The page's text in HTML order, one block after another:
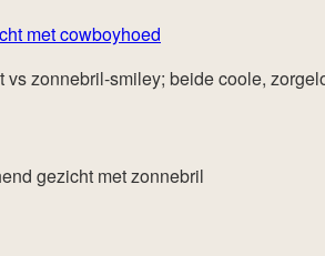
met cowboyhoed
zonnebril-smiley; beide coole,
gezicht met zonnebril